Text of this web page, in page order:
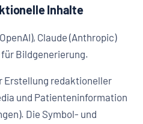
Inhalte
Claude (Anthropic)
für Bild­generierung.
Erstellung redaktioneller
und Patienteninformation
Die Symbol- und